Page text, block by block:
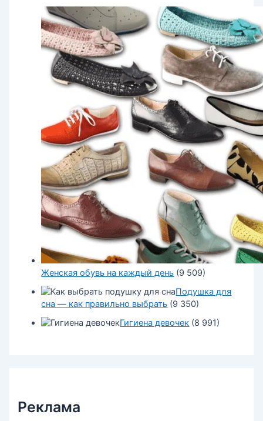
Женская обувь на каждый день (9 509)
Подушка для
сна — как правильно выбрать (9 350)
Гигиена девочек (8 991)
Реклама